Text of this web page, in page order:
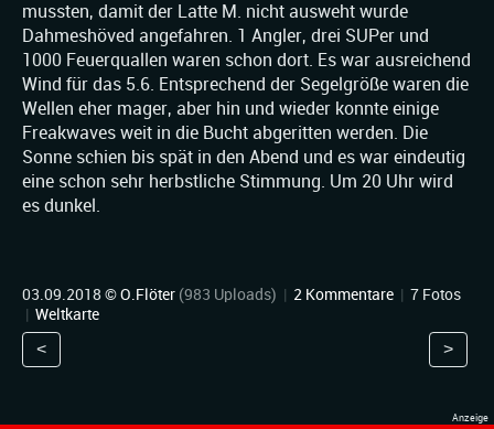
mussten, damit der Latte M. nicht ausweht wurde
Dahmeshöved angefahren. 1 Angler, drei SUPer und
1000 Feuerquallen waren schon dort. Es war ausreichend
Wind für das 5.6. Entsprechend der Segelgröße waren die
Wellen eher mager, aber hin und wieder konnte einige
Freakwaves weit in die Bucht abgeritten werden. Die
Sonne schien bis spät in den Abend und es war eindeutig
eine schon sehr herbstliche Stimmung. Um 20 Uhr wird
es dunkel.
03.09.2018 ©O.Flöter (983 Uploads) | 2 Kommentare | 7 Fotos
| Weltkarte
< >